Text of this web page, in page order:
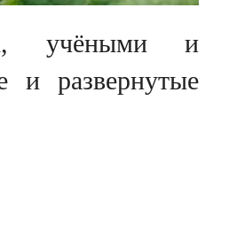
учёными и
и развернутые